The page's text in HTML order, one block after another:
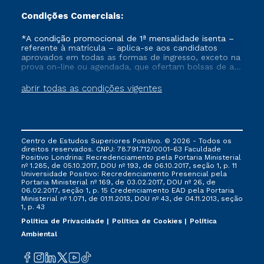
Condições Comerciais:
abrir todas as condições vigentes
*A condição promocional de 1ª mensalidade isenta –
referente à matrícula – aplica-se aos candidatos
aprovados em todas as formas de ingresso, exceto na
prova on-line ou agendada, que ofertam bolsas de até
vigente, que ainda não tenham efetivado e/ou não
tenham cancelado ou trancado sua matrícula em uma
via FIES, Prouni e outros programas governamentais, e
não se acumula com nenhuma outra campanha
ofertada pela Instituição.
Centro de Estudos Superiores Positivo. © 2026 - Todos os
direitos reservados. CNPJ: 78.791.712/0001-63 Faculdade
Positivo Londrina: Recredenciamento pela Portaria Ministerial
nº 1.285, de 05.10.2017, DOU nº 193, de 06.10.2017, seção 1, p. 11
Universidade Positivo: Recredenciamento Presencial ​pela
Portaria Ministerial nº 169, de 03.02.2017, DOU nº 26, de
06.02.2017, seção 1, p. 15 Credenciamento EAD pela Portaria
Ministerial nº 1.071, de 01.11.2013, DOU nº 43, de 04.11.2013, seção
1, p. 43
Política de Privacidade
Política de Cookies
Política
Ambiental